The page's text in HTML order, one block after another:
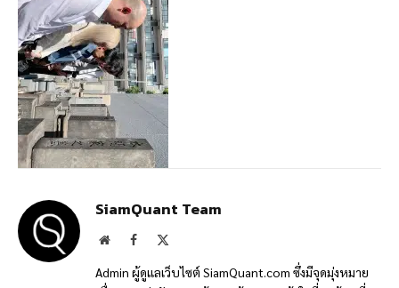
SiamQuant Team
WebsiteFacebook
Admin ผู้ดูแลเว็บไซต์ SiamQuant.com ซึ่งมีจุดมุ่งหมาย